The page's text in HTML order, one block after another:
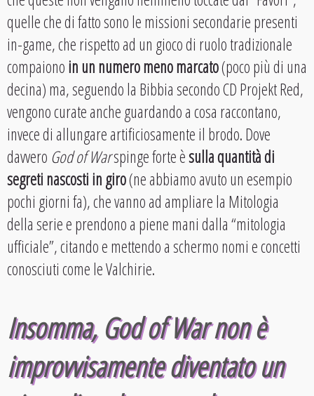
quelle che di fatto sono le missioni secondarie presenti
in-game, che rispetto ad un gioco di ruolo tradizionale
compaionoin un numero meno marcato(poco più di una
decina) ma, seguendo la Bibbia secondo CD Projekt Red,
vengono curate anche guardando a cosa raccontano,
invece di allungare artificiosamente il brodo. Dove
davvero God of Warspinge forte èsulla quantità di
segreti nascosti in giro(ne abbiamo avuto un esempio
pochi giorni fa), che vanno ad ampliare la Mitologia
della serie e prendono a piene mani dalla “mitologia
ufficiale”, citando e mettendo a schermo nomi e concetti
conosciuti come le Valchirie.
Insomma, God of War non è
improvvisamente diventato un